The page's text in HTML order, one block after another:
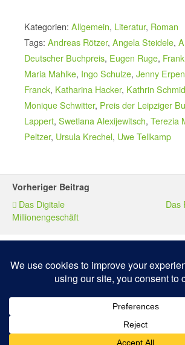
Kategorien: Allgemein, Literatur, Roman
Tags: Andreas Rötzer, Angela Steidele,
Deutscher Buchpreis, Eugen Ruge,
Maria Mahlke, Ingo Schulze, Jenny
Franck, Katharina Hacker, Kathrin
Monique Schwitter, Preis der Leipziger
Lappert, Swetlana Alexijewitsch, Terezia
Peltzer, Ursula Krechel, Uwe Tellkamp
Vorheriger Beitrag
Das Digitale
Millionengeschäft
Das
Zum Seitenanfang
Mobil